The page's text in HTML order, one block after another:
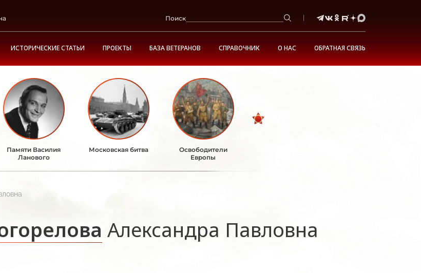
Поиск
ИСТОРИЧЕСКИЕ СТАТЬИ ПРОЕКТЫ БАЗА ВЕТЕРАНОВ СПРАВОЧНИК О НАС ОБРАТНАЯ СВЯЗЬ
Памяти Василия
Ланового
Московская битва
Освободители
Европы
Александра Павловна